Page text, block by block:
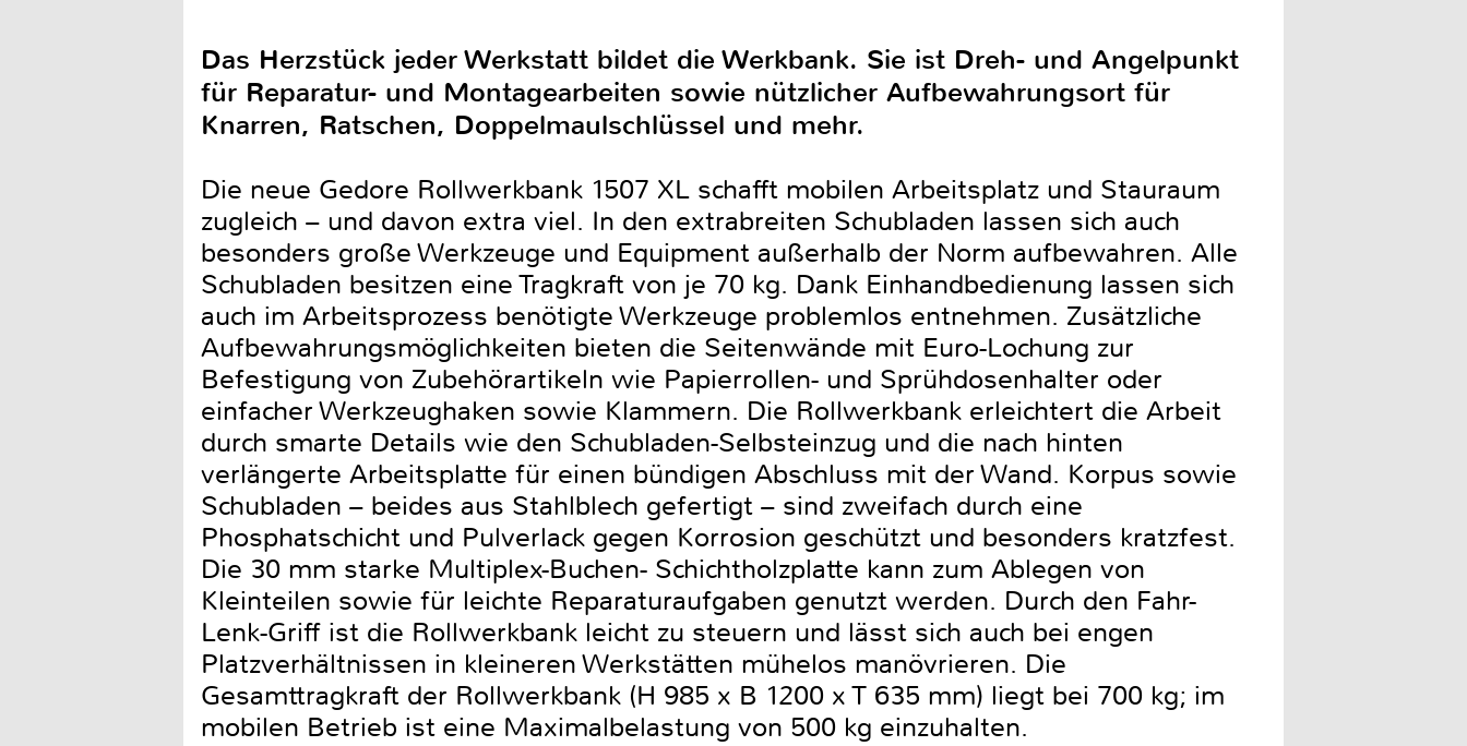
Das Herzstück jeder Werkstatt bildet die Werkbank. Sie ist Dreh- und Angelpunkt
für Reparatur- und Montagearbeiten sowie nützlicher Aufbewahrungsort für
Knarren, Ratschen, Doppelmaulschlüssel und mehr.
Die neue Gedore Rollwerkbank 1507 XL schafft mobilen Arbeitsplatz und Stauraum
zugleich – und davon extra viel. In den extrabreiten Schubladen lassen sich auch
besonders große Werkzeuge und Equipment außerhalb der Norm aufbewahren. Alle
Schubladen besitzen eine Tragkraft von je 70 kg. Dank Einhandbedienung lassen sich
auch im Arbeitsprozess benötigte Werkzeuge problemlos entnehmen. Zusätzliche
Aufbewahrungsmöglichkeiten bieten die Seitenwände mit Euro-Lochung zur
Befestigung von Zubehörartikeln wie Papierrollen- und Sprühdosenhalter oder
einfacher Werkzeughaken sowie Klammern. Die Rollwerkbank erleichtert die Arbeit
durch smarte Details wie den Schubladen-Selbsteinzug und die nach hinten
verlängerte Arbeitsplatte für einen bündigen Abschluss mit der Wand. Korpus sowie
Schubladen – beides aus Stahlblech gefertigt – sind zweifach durch eine
Phosphatschicht und Pulverlack gegen Korrosion geschützt und besonders kratzfest.
Die 30 mm starke Multiplex-Buchen- Schichtholzplatte kann zum Ablegen von
Kleinteilen sowie für leichte Reparaturaufgaben genutzt werden. Durch den Fahr-
Lenk-Griff ist die Rollwerkbank leicht zu steuern und lässt sich auch bei engen
Platzverhältnissen in kleineren Werkstätten mühelos manövrieren. Die
Gesamttragkraft der Rollwerkbank (H 985 x B 1200 x T 635 mm) liegt bei 700 kg; im
mobilen Betrieb ist eine Maximalbelastung von 500 kg einzuhalten.